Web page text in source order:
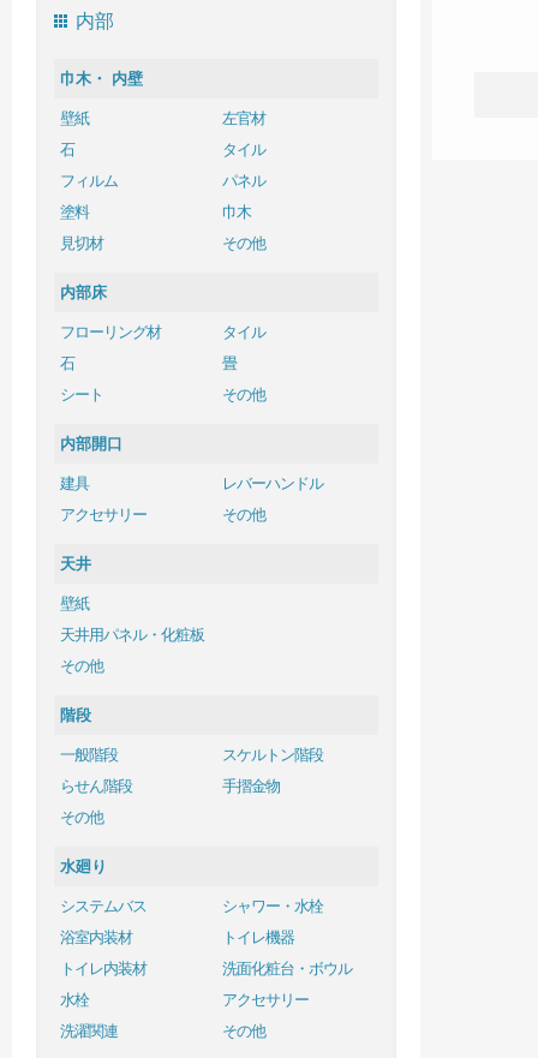
内部
巾木・ 内壁
壁紙
左官材
石
タイル
フィルム
パネル
塗料
巾木
見切材
その他
内部床
フローリング材
タイル
石
畳
シート
その他
内部開口
建具
レバーハンドル
アクセサリー
その他
天井
壁紙
天井用パネル・化粧板
その他
階段
一般階段
スケルトン階段
らせん階段
手摺金物
その他
水廻り
システムバス
シャワー・水栓
浴室内装材
トイレ機器
トイレ内装材
洗面化粧台・ボウル
水栓
アクセサリー
洗濯関連
その他